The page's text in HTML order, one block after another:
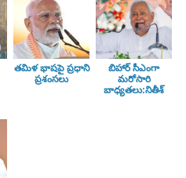
తమిళ భాషపై ప్రధాని
ప్రశంసలు
బిహార్ సీఎంగా
మరోసారి
బాధ్యతలు:నితీశ్